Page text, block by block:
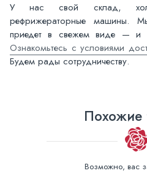
У нас свой склад,
рефрижераторные машины.
приедет в свежем виде — и
Ознакомьтесь с условиями
Будем рады сотрудничеству.
Похожие
Возможно, вас